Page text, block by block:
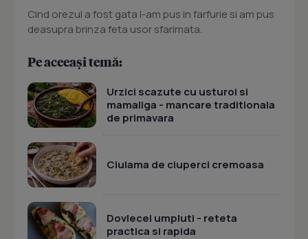
Cind orezul a fost gata l-am pus in farfurie si am pus
deasupra brinza feta usor sfarimata.
Pe aceeași temă:
Urzici scazute cu usturoi si
mamaliga - mancare traditionala
de primavara
Ciulama de ciuperci cremoasa
Dovlecei umpluti - reteta
practica si rapida